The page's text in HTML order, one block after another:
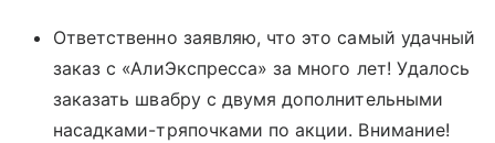
Ответственно заявляю, что это самый удачный
заказ с «АлиЭкспресса» за много лет! Удалось
заказать швабру с двумя дополнительными
насадками-тряпочками по акции. Внимание!